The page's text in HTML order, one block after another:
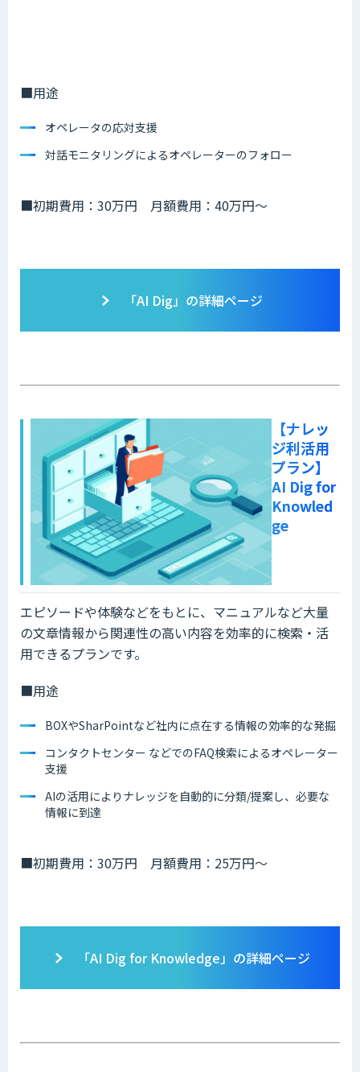
■用途
オペレータの応対支援
対話モニタリングによるオペレーターのフォロー
■初期費用：30万円 月額費用：40万円〜
「AI Dig」の詳細ページ
【ナレッ
ジ利活用
プラン】
AI Dig for
Knowled
ge
エピソードや体験などをもとに、マニュアルなど大量
の文章情報から関連性の高い内容を効率的に検索・活
用できるプランです。
■用途
BOXやSharPointなど社内に点在する情報の効率的な発掘
コンタクトセンター などでのFAQ検索によるオペレーター
支援
AIの活用によりナレッジを自動的に分類/提案し、必要な
情報に到達
■初期費用：30万円 月額費用：25万円〜
「AI Dig for Knowledge」の詳細ページ